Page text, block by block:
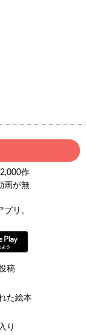
作
画が無
プリ。
稿
た絵本
り